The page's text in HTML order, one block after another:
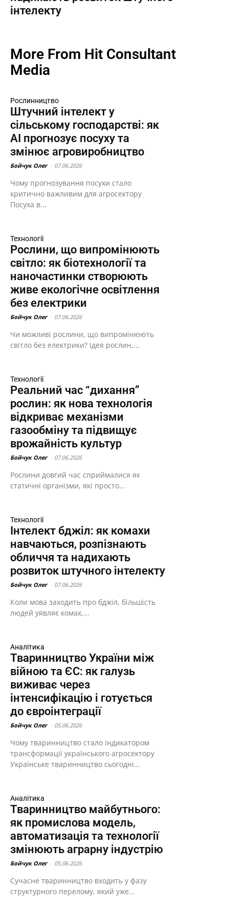
інтелекту
More From Hit Consultant
Media
Рослинництво
Штучний інтелект у
сільському господарстві: як
AI прогнозує посуху та
змінює агровиробництво
Бойчук Олег 07.06.2026
Чому прогнозування посухи стало
критично важливим для агросектору
Посуха в...
Технології
Рослини, що випромінюють
світло: як біотехнології та
наночастинки створюють
живе екологічне освітлення
без електрики
Бойчук Олег 07.06.2026
Чи можливі рослини, що випромінюють
світло без електрики? Ідея рослин,...
Технології
Реальний час “дихання”
рослин: як нова технологія
відкриває механізми
газообміну та підвищує
врожайність культур
Бойчук Олег 07.06.2026
Рослини довгий час сприймалися як
статичні організми, які просто...
Технології
Інтелект бджіл: як комахи
навчаються, розпізнають
обличчя та надихають
розвиток штучного інтелекту
Бойчук Олег 07.06.2026
Коли мова заходить про бджіл, більшість
людей уявляє комах,...
Аналітика
Тваринництво України між
війною та ЄС: як галузь
виживає через
інтенсифікацію і готується
до євроінтеграції
Бойчук Олег 05.06.2026
Чому тваринництво стало індикатором
трансформації українського агросектору
Українське тваринництво сьогодні...
Аналітика
Тваринництво майбутнього:
як промислова модель,
автоматизація та технології
змінюють аграрну індустрію
Бойчук Олег 05.06.2026
Сучасне тваринництво входить у фазу
структурного перелому, який уже...